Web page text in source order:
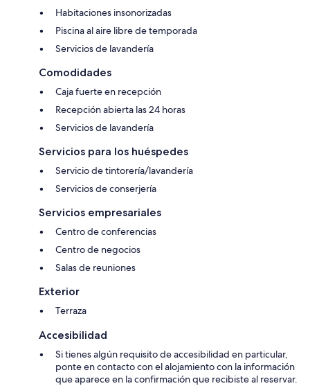
Habitaciones insonorizadas
Piscina al aire libre de temporada
Servicios de lavandería
Comodidades
Caja fuerte en recepción
Recepción abierta las 24 horas
Servicios de lavandería
Servicios para los huéspedes
Servicio de tintorería/lavandería
Servicios de conserjería
Servicios empresariales
Centro de conferencias
Centro de negocios
Salas de reuniones
Exterior
Terraza
Accesibilidad
Si tienes algún requisito de accesibilidad en particular,
ponte en contacto con el alojamiento con la información
que aparece en la confirmación que recibiste al reservar.